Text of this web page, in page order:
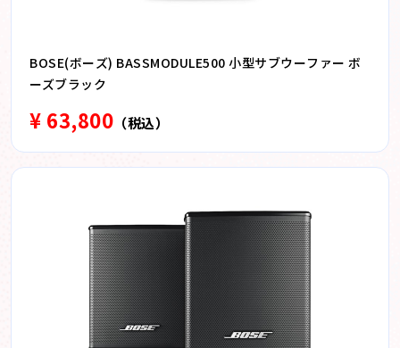
BOSE(ボーズ) BASSMODULE500 小型サブウーファー ボ
ーズブラック
¥ 63,800 （税込）